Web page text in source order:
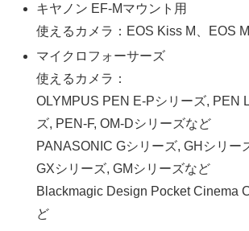
キヤノン EF-Mマウント用
使えるカメラ：EOS Kiss M、EOS
マイクロフォーサーズ
使えるカメラ：
OLYMPUS PEN E-Pシリーズ, PEN
ズ, PEN-F, OM-Dシリーズなど
PANASONIC Gシリーズ, GHシリー
GXシリーズ, GMシリーズなど
Blackmagic Design Pocket Cinema
ど